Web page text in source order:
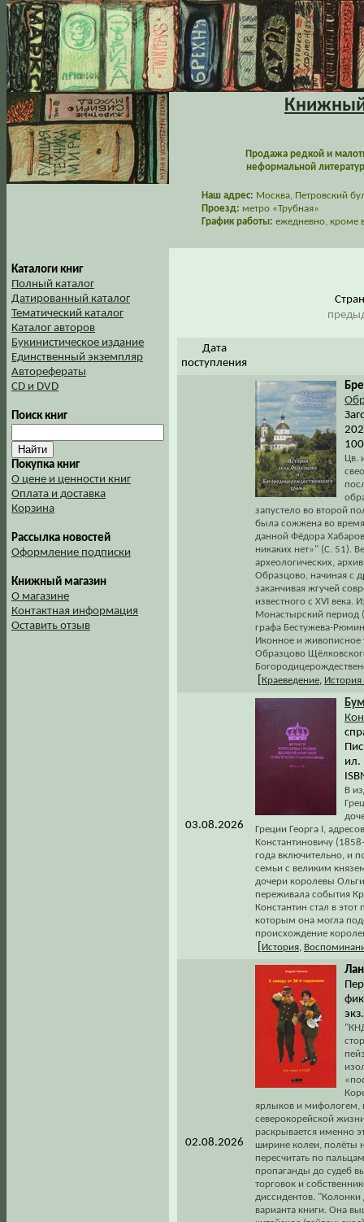
Книжный
Продажа редкой и
неформальной
Наш адрес: Москва, Петровский
Проезд: метро «Трубная»
График работы: ежедневно, кроме
Каталоги книг
Полный каталог
Датированный каталог
Тематический каталог
Каталог авторов
Букинистическое издание
Единственный экземпляр
Авторефераты
CD и DVD
Поиск книг
Покупка книг
О цене и ценности книг
Оплата и доставка
Корзина
Рассылка новостей
Оформление подписки
Книжный магазин
О магазине
Контактная информация
Оставить отзыв
Дата
поступления
Цв.
запустело во второй
была сожжена во время
данной Фёдора
никаких нет»" (С. 51).
археологических,
Образцово, начиная с
заканчивая жгучей
известного с XVI
Монастырский период
графа Бестужева-
Иконное и живописное
Образцово
Краеведение, История
03.08.2026
ил.
В
Греции Георга I,
Константиновичу
года включительно, и
семьи с великим
дочери королевы
переживала события
Константин стал в
которым она могла
происхождение
История,
02.08.2026
ярлыков и мифологем,
северокорейской
раскрывается именно
ширине колеи, полёты
пересчитать по
пропаганды до судеб
торговок и
диссидентов. "Колонки
варианта книги. Она